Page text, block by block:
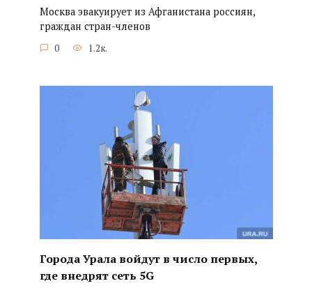
Москва эвакуирует из Афганистана россиян,
граждан стран-членов
0 1.2к.
Города Урала войдут в число первых,
где внедрят сеть 5G